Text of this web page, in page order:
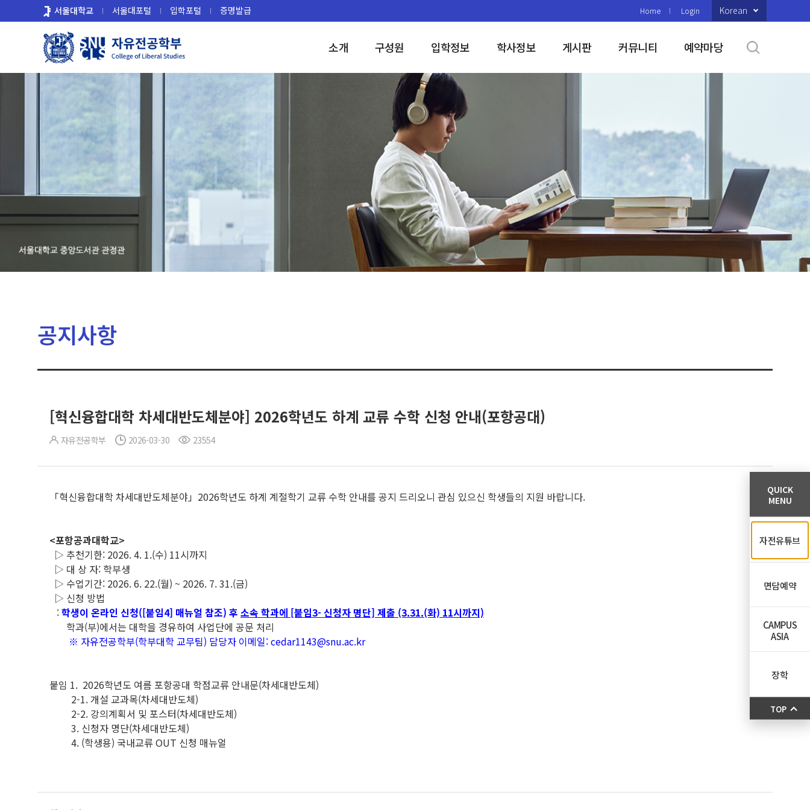
로
서울대학교 서울대포털 입학포털 증명발급 Home Login Korean
소개 구성원 입학정보 학사정보 게시판 커뮤니티 예약마당
공지사항
[혁신융합대학 차세대반도체분야] 2026학년도 하계 교류 수학 신청 안내(포항공대)
자유전공학부 2026-03-30 23554
「혁신융합대학 차세대반도체분야」2026학년도 하계 계절학기 교류 수학 안내를 공지 드리오니 관심 있으신 학생들의 지원 바랍니다.
<포항공과대학교>
▷ 추천기한: 2026. 4. 1.(수) 11시까지
▷ 대 상 자: 학부생
▷ 수업기간: 2026. 6. 22.(월) ~ 2026. 7. 31.(금)
▷ 신청 방법
:학생이 온라인 신청([붙임4] 매뉴얼 참조) 후 소속 학과에 [붙임3- 신청자 명단] 제출 (3.31.(화) 11시까지)
학과(부)에서는 대학을 경유하여 사업단에 공문 처리
※ 자유전공학부(학부대학 교무팀) 담당자 이메일: cedar1143@snu.ac.kr
붙임 1. 2026학년도 여름 포항공대 학점교류 안내문(차세대반도체)
2-1. 개설 교과목(차세대반도체)
2-2. 강의계획서 및 포스터(차세대반도체)
3. 신청자 명단(차세대반도체)
4. (학생용) 국내교류 OUT 신청 매뉴얼
QUICK
MENU
자전유튜브
면담예약
CAMPUS
ASIA
장학
TOP